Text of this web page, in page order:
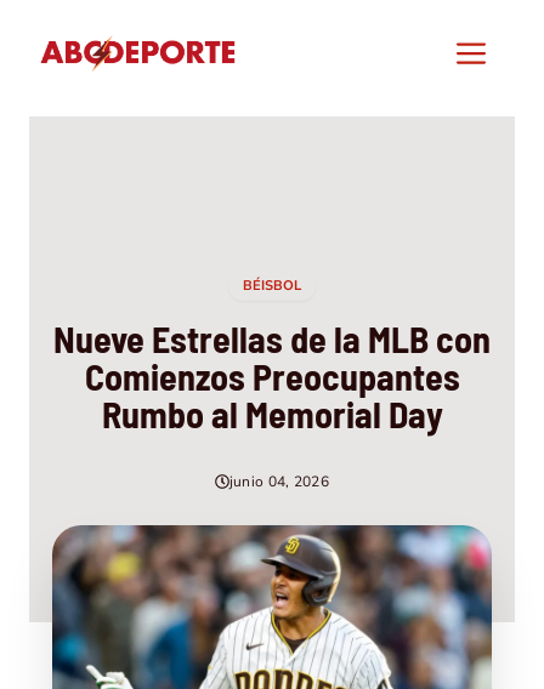
contenido
BÉISBOL
Nueve Estrellas de la MLB con
Comienzos Preocupantes
Rumbo al Memorial Day
junio 04, 2026